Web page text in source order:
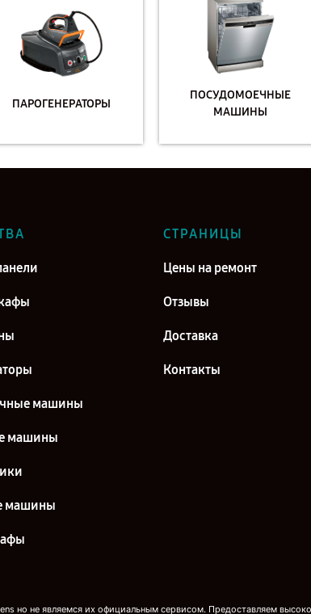
ПАРОГЕНЕРАТОРЫ
ПОСУДОМОЕЧНЫЕ
МАШИНЫ
машины
машины
машины
СТРАНИЦЫ
Цены на ремонт
Отзывы
Доставка
Контакты
но не являемся их официальным сервисом. Предоставляем